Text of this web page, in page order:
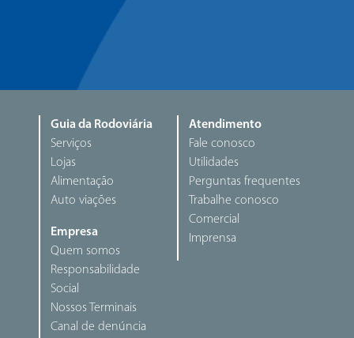
Guia da Rodoviária
Serviços
Lojas
Alimentação
Auto viações
Empresa
Quem somos
Responsabilidade
Social
Nossos Terminais
Canal de denúncia
Atendimento
Fale conosco
Utilidades
Perguntas frequentes
Trabalhe conosco
Comercial
Imprensa